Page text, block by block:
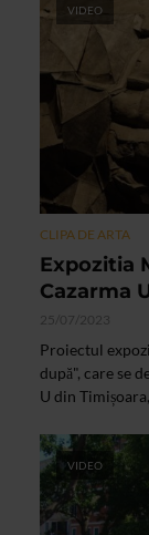
VIDEO
CLIPA DE ARTA
Expozitia
Cazarma
25/07/2023
Proiectul
după", care se
U din
VIDEO